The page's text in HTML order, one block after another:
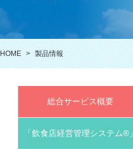
HOME 製品情報
総合サービス概要
「飲食店経営管理システム®」